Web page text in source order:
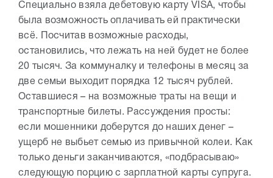
Специально взяла дебетовую карту VISA, чтобы
была возможность оплачивать ей практически
всё. Посчитав возможные расходы,
остановились, что лежать на ней будет не более
20 тысяч. За коммуналку и телефоны в месяц за
две семьи выходит порядка 12 тысяч рублей.
Оставшиеся – на возможные траты на вещи и
транспортные билеты. Рассуждения просты:
если мошенники доберутся до наших денег –
ущерб не выбьет семью из привычной колеи. Как
только деньги заканчиваются, «подбрасываю»
следующую порцию с зарплатной карты супруга.